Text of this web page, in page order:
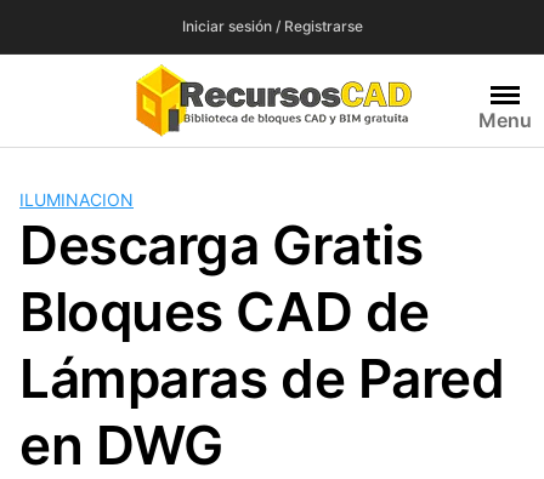
Iniciar sesión / Registrarse
Menu
ILUMINACION
Descarga Gratis
Bloques CAD de
Lámparas de Pared
en DWG